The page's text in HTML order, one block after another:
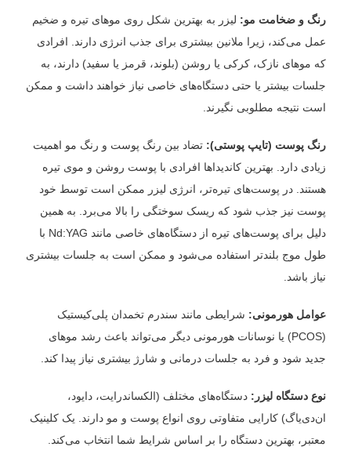
رنگ و ضخامت مو: لیزر به بهترین شکل روی موهای تیره و ضخیم
عمل می‌کند، زیرا ملانین بیشتری برای جذب انرژی دارند. افرادی
که موهای نازک، کرکی یا روشن (بلوند، قرمز یا سفید) دارند، به
جلسات بیشتر یا حتی دستگاه‌های خاصی نیاز خواهند داشت و ممکن
است نتیجه مطلوبی نگیرند.
رنگ پوست (تایپ پوستی): تضاد بین رنگ پوست و رنگ مو اهمیت
زیادی دارد. بهترین کاندیداها افرادی با پوست روشن و موی تیره
هستند. در پوست‌های تیره‌تر، انرژی لیزر ممکن است توسط خود
پوست نیز جذب شود که ریسک سوختگی را بالا می‌برد. به همین
دلیل برای پوست‌های تیره از دستگاه‌های خاصی مانند Nd:YAG با
طول موج بلندتر استفاده می‌شود و ممکن است به جلسات بیشتری
نیاز باشد.
عوامل هورمونی: شرایطی مانند سندرم تخمدان پلی‌کیستیک
(PCOS) یا نوسانات هورمونی دیگر می‌تواند باعث رشد موهای
جدید شود و فرد به جلسات درمانی و شارژ بیشتری نیاز پیدا کند.
نوع دستگاه لیزر: دستگاه‌های مختلف (الکساندرایت، دایود،
ان‌دی‌یاگ) کارایی متفاوتی روی انواع پوست و مو دارند. یک کلینیک
معتبر، بهترین دستگاه را بر اساس شرایط شما انتخاب می‌کند.